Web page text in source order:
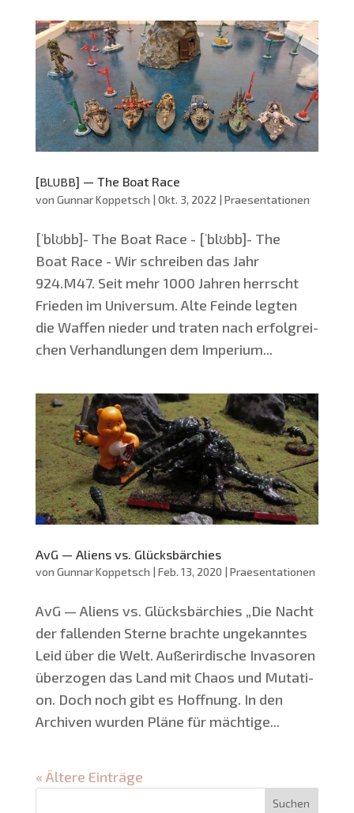
[BLUBB] — The Boat Race
von Gunnar Koppetsch | Okt. 3, 2022 | Praesentationen
[ˈblʊbb]- The Boat Race - [ˈblʊbb]- The
Boat Race - Wir schrei­ben das Jahr
924.M47. Seit mehr 1000 Jah­ren herrscht
Frie­den im Uni­ver­sum. Alte Fein­de leg­ten
die Waf­fen nie­der und tra­ten nach erfolg­rei­
chen Ver­hand­lun­gen dem Impe­ri­um...
AvG — Aliens vs. Glücksbärchies
von Gunnar Koppetsch | Feb. 13, 2020 | Praesentationen
AvG — Ali­ens vs. Glücksbärchies „Die Nacht
der fal­len­den Ster­ne brach­te unge­kann­tes
Leid über die Welt. Außer­ir­di­sche Inva­so­ren
über­zo­gen das Land mit Cha­os und Muta­ti­
on. Doch noch gibt es Hoff­nung. In den
Archi­ven wur­den Plä­ne für mäch­ti­ge...
« Ältere Einträge